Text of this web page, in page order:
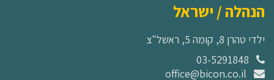
הנהלה / ישראל
ילדי טהרן 8, קומה 5, ראשל"צ